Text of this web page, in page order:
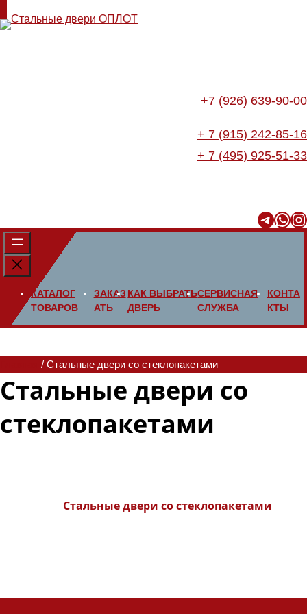
+7 (926) 639-90-00
+ 7 (915) 242-85-16
+ 7 (495) 925-51-33
TelegramWhatsApp Instagram
КАТАЛОГ
ТОВАРОВ
ЗАКАЗ
АТЬ
КАК ВЫБРАТЬ
ДВЕРЬ
СЕРВИСНАЯ
СЛУЖБА
КОНТА
КТЫ
/ Стальные двери со стеклопакетами
Стальные двери со
стеклопакетами
Стальные двери со стеклопакетами